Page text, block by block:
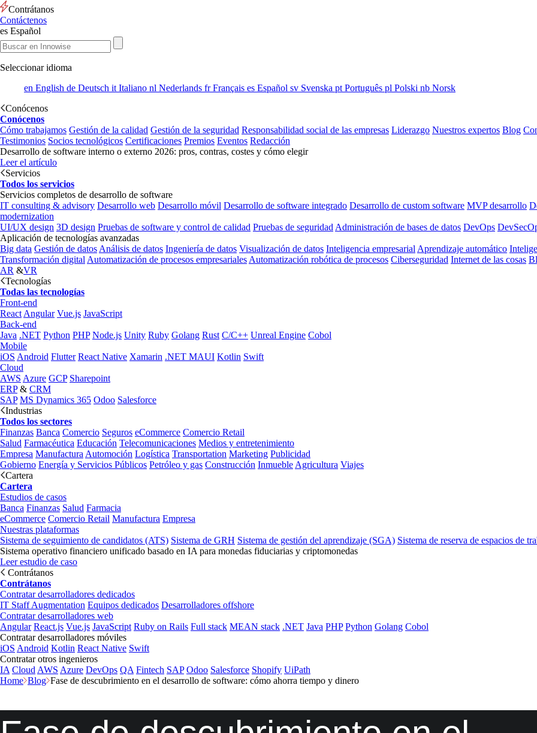
Contrátanos
Contáctenos
es Español
Seleccionar idioma
en English de Deutsch it Italiano nl Nederlands frFrançais es Español sv Svenska pt Português pl Polski nb Norsk
Conócenos
Conócenos
Cómo trabajamos Gestión de la calidad Gestión de la seguridad Responsabilidad social de las empresas Liderazgo Nuestros expertos Blog
Testimonios Socios tecnológicos Certificaciones Premios Eventos Redacción
Desarrollo de software interno o externo 2026: pros, contras, costes y cómo elegir
Leer el artículo
Servicios
Todos los servicios
Servicios completos de desarrollo de software
IT consulting & advisory Desarrollo web Desarrollo móvil Desarrollo de software integrado Desarrollo de custom software MVP desarrollo
modernization
UI/UX design 3D design Pruebas de software y control de calidad Pruebas de seguridad Administración de bases de datos DevOps
Aplicación de tecnologías avanzadas
Big data Gestión de datos Análisis de datos Ingeniería de datos Visualización de datos Inteligencia empresarial Aprendizaje automático
Transformación digital Automatización de procesos empresariales Automatización robótica de procesos Ciberseguridad Internet de las cosas
AR &VR
Tecnologías
Todas las tecnologías
Front-end
React Angular Vue.js JavaScript
Back-end
Java .NET Python PHP Node.js Unity Ruby Golang Rust C/C++ Unreal Engine Cobol
Mobile
iOS Android Flutter React Native Xamarin .NET MAUI Kotlin Swift
Cloud
AWS Azure GCP Sharepoint
ERP& CRM
SAP MS Dynamics 365 Odoo Salesforce
Industrias
Todos los sectores
Finanzas Banca Comercio Seguros eCommerce Comercio Retail
Salud Farmacéutica Educación Telecomunicaciones Medios y entretenimiento
Empresa Manufactura Automoción Logística Transportation Marketing Publicidad
Gobierno Energía y Servicios Públicos Petróleo y gas Construcción Inmueble Agricultura Viajes
Cartera
Cartera
Estudios de casos
Banca Finanzas Salud Farmacia
eCommerce Comercio Retail Manufactura Empresa
Nuestras plataformas
Sistema de seguimiento de candidatos (ATS) Sistema de GRH Sistema de gestión del aprendizaje (SGA) Sistema de reserva de espacios de
Sistema operativo financiero unificado basado en IA para monedas fiduciarias y criptomonedas
Leer estudio de caso
Contrátanos
Contrátanos
Contratar desarrolladores dedicados
IT Staff Augmentation Equipos dedicados Desarrolladores offshore
Contratar desarrolladores web
Angular React.js Vue.js JavaScript Ruby on Rails Full stack MEAN stack .NET Java PHP Python Golang Cobol
Contratar desarrolladores móviles
iOS Android Kotlin React Native Swift
Contratar otros ingenieros
IA Cloud AWS Azure DevOps QA Fintech SAP Odoo Salesforce Shopify UiPath
Home Blog Fase de descubrimiento en el desarrollo de software: cómo ahorra tiempo y dinero